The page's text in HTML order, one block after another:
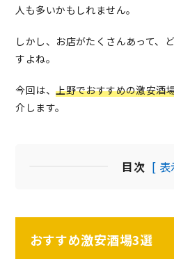
人も多いかもしれません。
しかし、お店がたくさんあって、
すよね。
今回は、上野でおすすめの激安酒
介します。
目次 [ 表
おすすめ激安酒場3選